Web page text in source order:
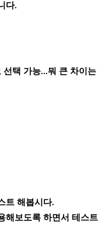
다.
택 가능...뭐 큰 차이
트 해봅시다.
해보도록 하면서 테스